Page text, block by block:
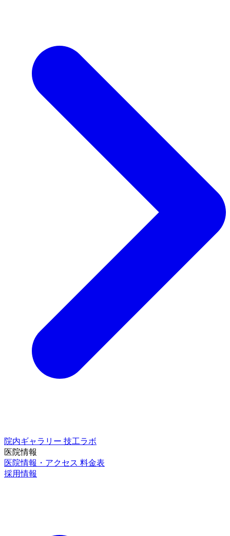
院内ギャラリー 技工ラボ
医院情報
医院情報・アクセス 料金表
採用情報